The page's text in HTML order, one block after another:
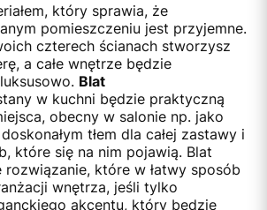
który sprawia, że
pomieszczeniu jest przyjemne.
czterech ścianach stworzysz
a całe wnętrze będzie
Blat
w kuchni będzie praktyczną
obecny w salonie np. jako
tłem dla całej zastawy i
które się na nim pojawią. Blat
które w łatwy sposób
wnętrza, jeśli tylko
akcentu, który będzie